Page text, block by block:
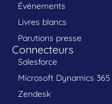
Événements
Livres blancs
Parutions presse
Connecteurs
Salesforce
Microsoft Dynamics 365
Zendesk